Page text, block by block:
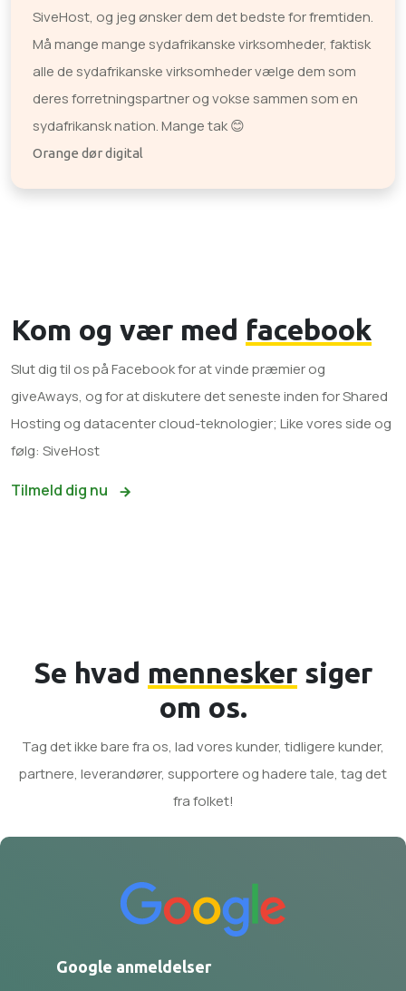
SiveHost, og jeg ønsker dem det bedste for fremtiden.
Må mange mange sydafrikanske virksomheder, faktisk
alle de sydafrikanske virksomheder vælge dem som
deres forretningspartner og vokse sammen som en
sydafrikansk nation. Mange tak 😊
Orange dør digital
Kom og vær med facebook
Slut dig til os på Facebook for at vinde præmier og
giveAways, og for at diskutere det seneste inden for Shared
Hosting og datacenter cloud-teknologier; Like vores side og
følg: SiveHost
Tilmeld dig nu
Se hvad mennesker siger
om os.
Tag det ikke bare fra os, lad vores kunder, tidligere kunder,
partnere, leverandører, supportere og hadere tale, tag det
fra folket!
Google anmeldelser